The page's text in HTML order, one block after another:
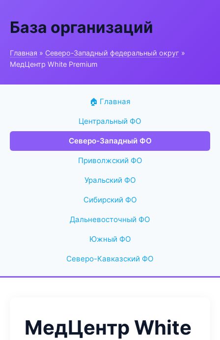
База организаций
Главная » Северо-Западный федеральный округ »
МедЦентр White Premium
🏠 Главная
Центральный ФО
Северо-Западный ФО
Приволжский ФО
Уральский ФО
Сибирский ФО
Дальневосточный ФО
Южный ФО
Северо-Кавказский ФО
МедЦентр White